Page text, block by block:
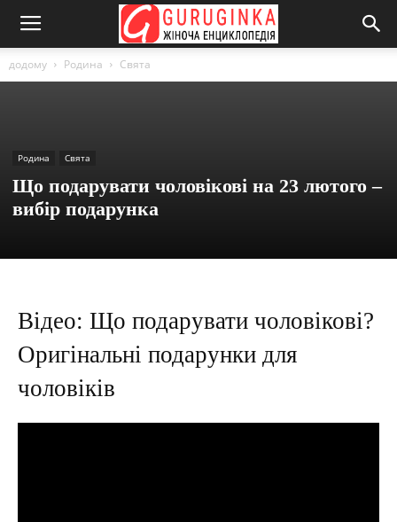
додому Родина Свята
Родина Свята
Що подарувати чоловікові на 23 лютого –
вибір подарунка
Відео: Що подарувати чоловікові?
Оригінальні подарунки для
чоловіків